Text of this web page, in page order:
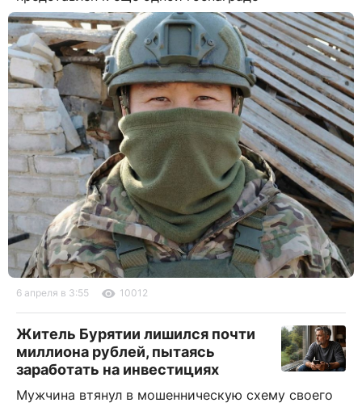
6 апреля в 3:55 10012
Житель Бурятии лишился почти
миллиона рублей, пытаясь
заработать на инвестициях
Мужчина втянул в мошенническую схему своего